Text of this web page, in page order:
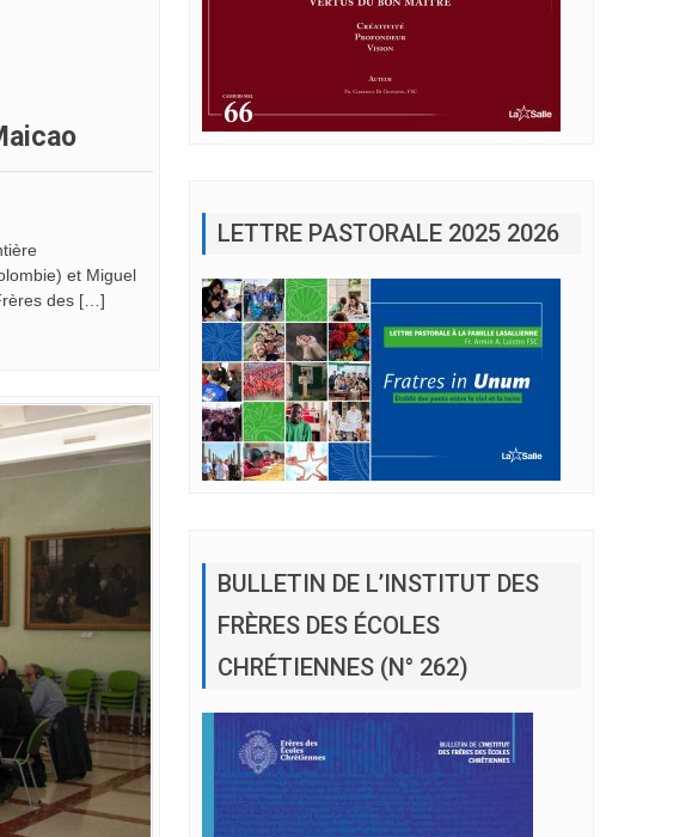
et Miguel
des […]
LETTRE PASTORALE 2025 2026
BULLETIN DE L’INSTITUT DES
FRÈRES DES ÉCOLES
CHRÉTIENNES (N° 262)